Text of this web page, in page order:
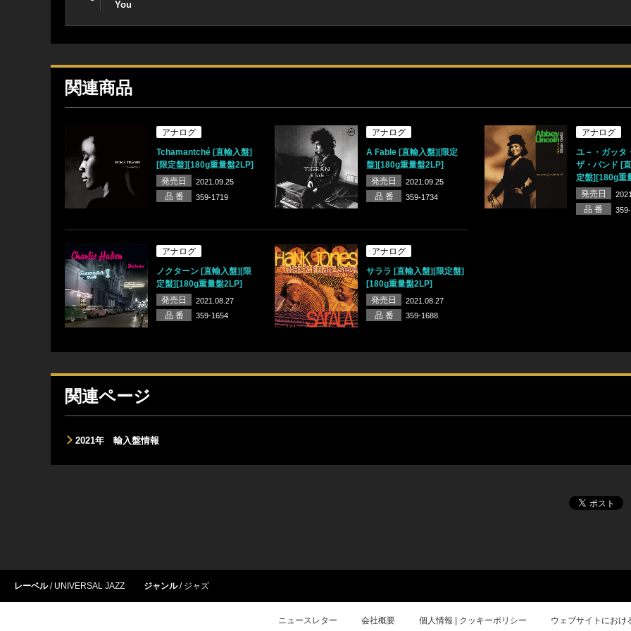
You
関連商品
アナログ
Tchamantché [直輸入盤]
[限定盤][180g重量盤2LP]
発売日
2021.09.25
品 番 359-1719
アナログ
A Fable [直輸入盤][限定
盤][180g重量盤2LP]
発売日
2021.09.25
品 番 359-1734
アナログ
ユ－・ガッタ
ザ・バンド [
定盤][180g重
発売日
品 番
アナログ
ノクターン [直輸入盤][限
定盤][180g重量盤2LP]
発売日
2021.08.27
品 番 359-1654
アナログ
サララ [直輸入盤][限定盤]
[180g重量盤2LP]
発売日
2021.08.27
品 番 359-1688
関連ページ
2021年 輸入盤情報
レーベル UNIVERSAL JAZZ ジャンル ジャズ
ニュースレター 会社概要 個人情報 | クッキーポリシー ウェブサイトにおけ